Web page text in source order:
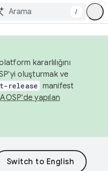
/
kararlılığını
oluşturmak ve
release manifest
AOSP'de yapılan